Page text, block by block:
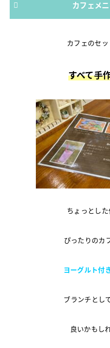
カフェメ
カフェのセ
すべて手
ちょっとし
ぴったりのカ
ヨーグルト付
ブランチとし
良いかもし